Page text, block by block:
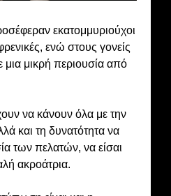
εκατομμυριούχοι
ενώ στους γονείς
μια μικρή περιουσία από
να κάνουν όλα με την
και τη δυνατότητα να
των πελατών, να είσαι
ακροάτρια.